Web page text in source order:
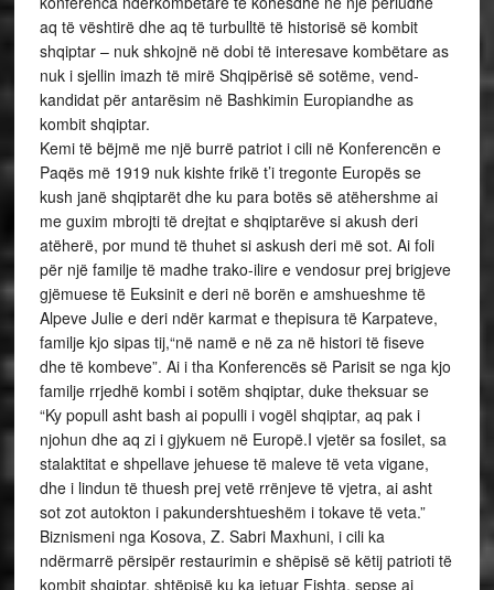
aq të vështirë dhe aq të turbulltë të historisë së kombit
shqiptar – nuk shkojnë në dobi të interesave kombëtare as
nuk i sjellin imazh të mirë Shqipërisë së sotëme, vend-
kandidat për antarësim në Bashkimin Europiandhe as
kombit shqiptar.
Kemi të bëjmë me një burrë patriot i cili në Konferencën e
Paqës më 1919 nuk kishte frikë t’i tregonte Europës se
kush janë shqiptarët dhe ku para botës së atëhershme ai
me guxim mbrojti të drejtat e shqiptarëve si akush deri
atëherë, por mund të thuhet si askush deri më sot. Ai foli
për një familje të madhe trako-ilire e vendosur prej brigjeve
gjëmuese të Euksinit e deri në borën e amshueshme të
Alpeve Julie e deri ndër karmat e thepisura të Karpateve,
familje kjo sipas tij,“në namë e në za në histori të fiseve
dhe të kombeve”. Ai i tha Konferencës së Parisit se nga kjo
familje rrjedhë kombi i sotëm shqiptar, duke theksuar se
“Ky popull asht bash ai populli i vogël shqiptar, aq pak i
njohun dhe aq zi i gjykuem në Europë.I vjetër sa fosilet, sa
stalaktitat e shpellave jehuese të maleve të veta vigane,
dhe i lindun të thuesh prej vetë rrënjeve të vjetra, ai asht
sot zot autokton i pakundershtueshëm i tokave të veta.”
Biznismeni nga Kosova, Z. Sabri Maxhuni, i cili ka
ndërmarrë përsipër restaurimin e shëpisë së këtij patrioti të
kombit shqiptar, shtëpisë ku ka jetuar Fishta, sepse ai